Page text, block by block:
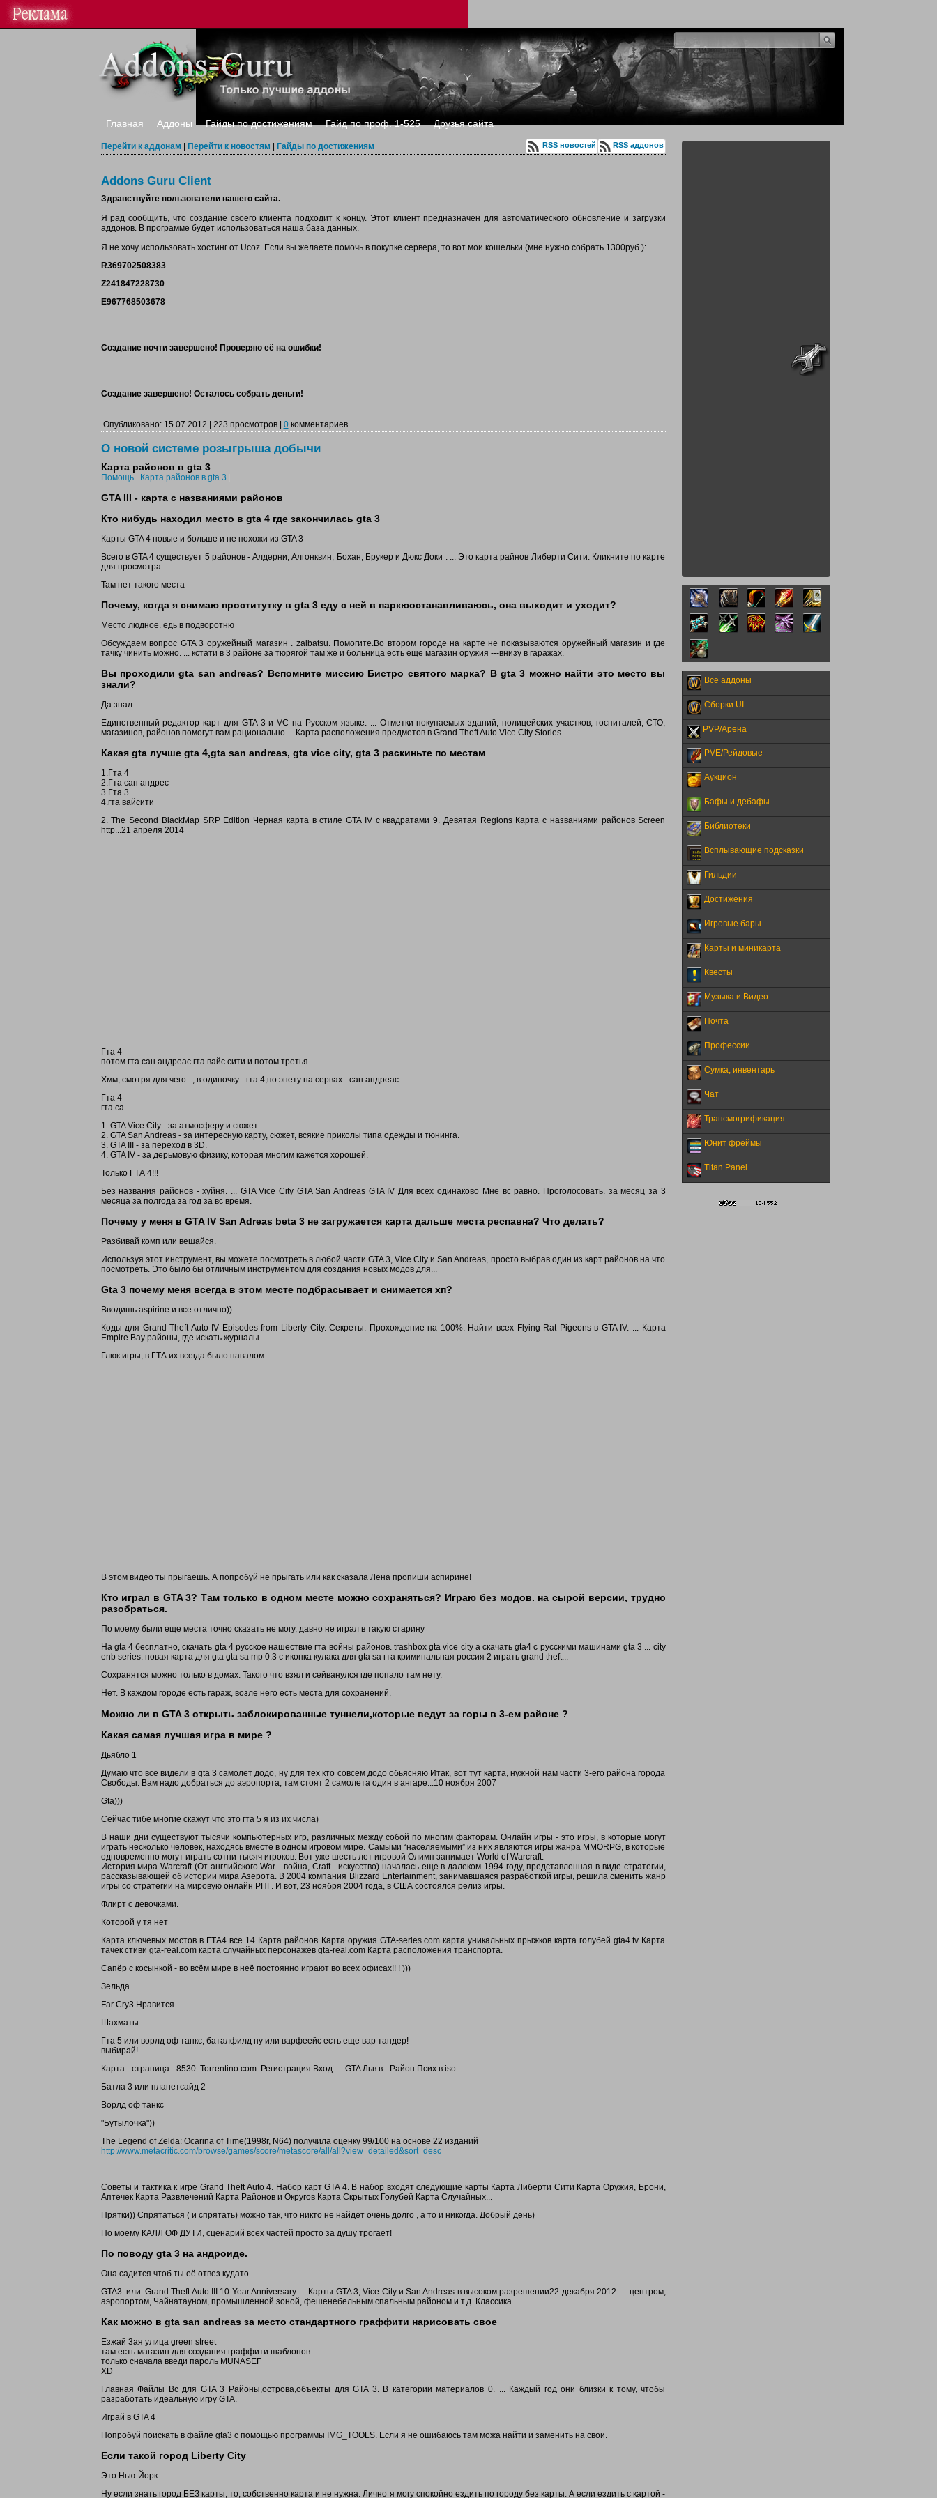
Главная Аддоны Гайды по достижениям Гайд по проф. 1-525 Друзья сайта
Все аддоны
Сборки UI
PVP/Арена
PVE/Рейдовые
Аукцион
Бафы и дебафы
Библиотеки
Всплывающие подсказки
Гильдии
Достижения
Игровые бары
Карты и миникарта
Квесты
Музыка и Видео
Почта
Профессии
Сумка, инвентарь
Чат
Трансмогрификация
Юнит фреймы
Titan Panel
Перейти к аддонам Перейти к новостям Гайды по достижениям RSS новостей RSS аддонов
Addons Guru Client
Здравствуйте пользователи нашего сайта.
Я рад сообщить, что создание своего клиента подходит к концу. Этот клиент предназначен для автоматического обновление и загрузки
аддонов. В программе будет использоваться наша база данных.
Я не хочу использовать хостинг от Ucoz. Если вы желаете помочь в покупке сервера, то вот мои кошельки (мне нужно собрать 1300руб.):
R369702508383
Z241847228730
E967768503678
Создание почти завершено! Проверяю её на ошибки!
Создание завершено! Осталось собрать деньги!
Опубликовано: 15.07.2012 | 223 просмотров | 0комментариев
О новой системе розыгрыша добычи
Карта районов в gta 3
Помощь| Карта районов в gta 3
GTA III - карта с названиями районов
Кто нибудь находил место в gta 4 где закончилась gta 3
Карты GTA 4 новые и больше и не похожи из GTA 3
Всего в GTA 4 существует 5 районов - Алдерни, Алгонквин, Бохан, Брукер и Дюкс Доки . ... Это карта райнов Либерти Сити. Кликните по карте
для просмотра.
Там нет такого места
Почему, когда я снимаю проститутку в gta 3 еду с ней в паркюостанавливаюсь, она выходит и уходит?
Место людное. едь в подворотню
Обсуждаем вопрос GTA 3 оружейный магазин . zaibatsu. Помогите.Во втором городе на карте не показываются оружейный магазин и где
тачку чинить можно. ... кстати в 3 районе за тюрягой там же и больница есть еще магазин оружия ---внизу в гаражах.
Вы проходили gta san andreas? Вспомните миссию Бистро святого марка? В gta 3 можно найти это место вы
знали?
Да знал
Единственный редактор карт для GTA 3 и VC на Русском языке. ... Отметки покупаемых зданий, полицейских участков, госпиталей, СТО,
магазинов, районов помогут вам рационально ... Карта расположения предметов в Grand Theft Auto Vice City Stories.
Какая gta лучше gta 4,gta san andreas, gta vice city, gta 3 раскиньте по местам
1.Гта 4
2.Гта сан андрес
3.Гта 3
4.гта вайсити
2. The Second BlackMap SRP Edition Черная карта в стиле GTA IV с квадратами 9. Девятая Regions Карта с названиями районов Screen
http...21 апреля 2014
Гта 4
потом гта сан андреас гта вайс сити и потом третья
Хмм, смотря для чего..., в одиночку - гта 4,по энету на сервах - сан андреас
Гта 4
гта са
1. GTA Vice City - за атмосферу и сюжет.
2. GTA San Andreas - за интересную карту, сюжет, всякие приколы типа одежды и тюнинга.
3. GTA III - за переход в 3D.
4. GTA IV - за дерьмовую физику, которая многим кажется хорошей.
Только ГТА 4!!!
Без названия районов - хуйня. ... GTA Vice City GTA San Andreas GTA IV Для всех одинаково Мне вс равно. Проголосовать. за месяц за 3
месяца за полгода за год за вс время.
Почему у меня в GTA IV San Adreas beta 3 не загружается карта дальше места респавна? Что делать?
Разбивай комп или вешайся.
Используя этот инструмент, вы можете посмотреть в любой части GTA 3, Vice City и San Andreas, просто выбрав один из карт районов на что
посмотреть. Это было бы отличным инструментом для создания новых модов для...
Gta 3 почему меня всегда в этом месте подбрасывает и снимается хп?
Вводишь aspirine и все отлично))
Коды для Grand Theft Auto IV Episodes from Liberty City. Секреты. Прохождение на 100%. Найти всех Flying Rat Pigeons в GTA IV. ... Карта
Empire Bay районы, где искать журналы .
Глюк игры, в ГТА их всегда было навалом.
В этом видео ты прыгаешь. А попробуй не прыгать или как сказала Лена пропиши аспирине!
Кто играл в GTA 3? Там только в одном месте можно сохраняться? Играю без модов. на сырой версии, трудно
разобраться.
По моему были еще места точно сказать не могу, давно не играл в такую старину
На gta 4 бесплатно, скачать gta 4 русское нашествие гта войны районов. trashbox gta vice city а скачать gta4 с русскими машинами gta 3 ... city
enb series. новая карта для gta gta sa mp 0.3 c иконка кулака для gta sa гта криминальная россия 2 играть grand theft...
Сохранятся можно только в домах. Такого что взял и сейванулся где попало там нету.
Нет. В каждом городе есть гараж, возле него есть места для сохранений.
Можно ли в GTA 3 открыть заблокированные туннели,которые ведут за горы в 3-ем районе ?
Какая самая лучшая игра в мире ?
Дьябло 1
Думаю что все видели в gta 3 самолет додо, ну для тех кто совсем додо обьясняю Итак, вот тут карта, нужной нам части 3-его района города
Свободы. Вам надо добраться до аэропорта, там стоят 2 самолета один в ангаре...10 ноября 2007
Gta)))
Сейчас тибе многие скажут что это гта 5 я из их числа)
В наши дни существуют тысячи компьютерных игр, различных между собой по многим факторам. Онлайн игры - это игры, в которые могут
играть несколько человек, находясь вместе в одном игровом мире. Самыми “населяемыми” из них являются игры жанра MMORPG, в которые
одновременно могут играть сотни тысяч игроков. Вот уже шесть лет игровой Олимп занимает World of Warcraft.
История мира Warcraft (От английского War - война, Craft - искусство) началась еще в далеком 1994 году, представленная в виде стратегии,
рассказывающей об истории мира Азерота. В 2004 компания Blizzard Entertainment, занимавшаяся разработкой игры, решила сменить жанр
игры со стратегии на мировую онлайн РПГ. И вот, 23 ноября 2004 года, в США состоялся релиз игры.
Флирт с девочками.
Которой у тя нет
Карта ключевых мостов в ГТА4 все 14 Карта районов Карта оружия GTA-series.com карта уникальных прыжков карта голубей gta4.tv Карта
тачек стиви gta-real.com карта случайных персонажев gta-real.com Карта расположения транспорта.
Сапёр с косынкой - во всём мире в неё постоянно играют во всех офисах!! ! )))
Зельда
Far Cry3 Нравится
Шахматы.
Гта 5 или ворлд оф танкс, баталфилд ну или варфеейс есть еще вар тандер!
выбирай!
Карта - страница - 8530. Torrentino.com. Регистрация Вход. ... GTA Льв в - Район Псих в.iso.
Батла 3 или планетсайд 2
Ворлд оф танкс
"Бутылочка"))
The Legend of Zelda: Ocarina of Time(1998г, N64) получила оценку 99/100 на основе 22 изданий
http://www.metacritic.com/browse/games/score/metascore/all/all?view=detailed&sort=desc
Советы и тактика к игре Grand Theft Auto 4. Набор карт GTA 4. В набор входят следующие карты Карта Либерти Сити Карта Оружия, Брони,
Аптечек Карта Развлечений Карта Районов и Округов Карта Скрытых Голубей Карта Случайных...
Прятки)) Спрятаться ( и спрятать) можно так, что никто не найдет очень долго , а то и никогда. Добрый день)
По моему КАЛЛ ОФ ДУТИ, сценарий всех частей просто за душу трогает!
По поводу gta 3 на андроиде.
Она садится чтоб ты её отвез кудато
GTA3. или. Grand Theft Auto III 10 Year Anniversary. ... Карты GTA 3, Vice City и San Andreas в высоком разрешении22 декабря 2012. ... центром,
аэропортом, Чайнатауном, промышленной зоной, фешенебельным спальным районом и т.д. Классика.
Как можно в gta san andreas за место стандартного граффити нарисовать свое
Езжай 3ая улица green street
там есть магазин для создания граффити шаблонов
только сначала введи пароль MUNASEF
XD
Главная Файлы Вс для GTA 3 Районы,острова,объекты для GTA 3. В категории материалов 0. ... Каждый год они близки к тому, чтобы
разработать идеальную игру GTA.
Играй в GTA 4
Попробуй поискать в файле gta3 с помощью программы IMG_TOOLS. Если я не ошибаюсь там можа найти и заменить на свои.
Если такой город Liberty City
Это Нью-Йорк.
Ну если знать город БЕЗ карты, то, собственно карта и не нужна. Лично я могу спокойно ездить по городу без карты. А если ездить с картой -